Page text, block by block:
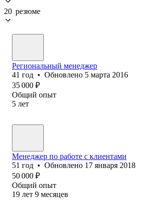
20 резюме
Региональный менеджер
41 год • Обновлено 5 марта 2016
35 000 ₽
Общий опыт
5 лет
Менеджер по работе с клиентами
51 год • Обновлено 17 января 2018
50 000 ₽
Общий опыт
19 лет 9 месяцев